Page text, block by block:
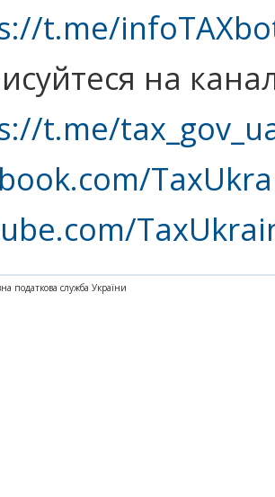
t.me/
на
t.me/
податкова служба України